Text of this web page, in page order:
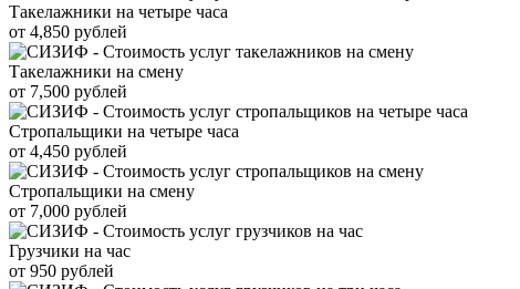
Такелажники на четыре часа
от 4,850 рублей
Такелажники на смену
от 7,500 рублей
Стропальщики на четыре часа
от 4,450 рублей
Стропальщики на смену
от 7,000 рублей
Грузчики на час
от 950 рублей